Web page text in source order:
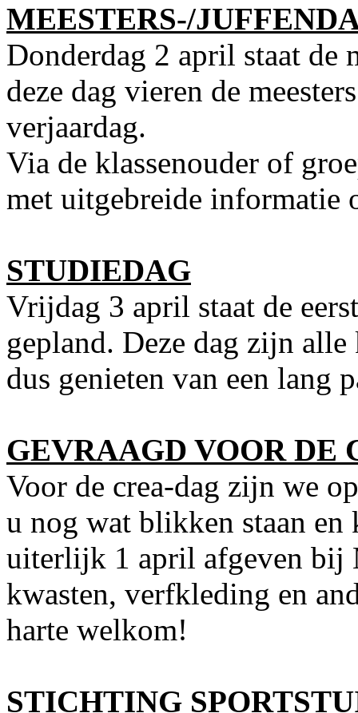
MEESTERS-/
Donderdag 2 april staat de
deze dag vieren de
verjaardag.
Via de klassenouder of
met uitgebreide informatie
STUDIEDAG
Vrijdag 3 april staat de
gepland. Deze dag zijn
dus genieten van een lang
GEVRAAGD VOOR DE
Voor de crea-dag zijn we
u nog wat blikken staan en
uiterlijk 1 april afgeven bij
kwasten, verfkleding en
harte welkom!
STICHTING